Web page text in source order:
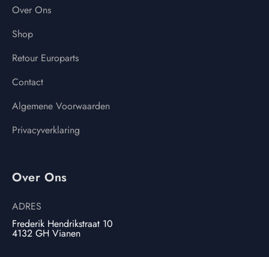
Over Ons
Shop
Retour Europarts
Contact
Algemene Voorwaarden
Privacyverklaring
Over Ons
ADRES
Frederik Hendrikstraat 10
4132 GH Vianen